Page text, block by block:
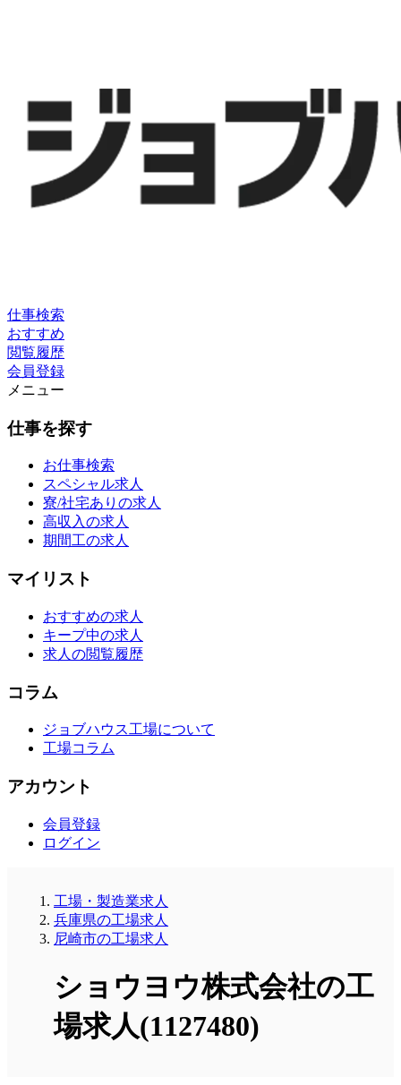
仕事検索
おすすめ
閲覧履歴
会員登録
メニュー
仕事を探す
お仕事検索
スペシャル求人
寮/社宅ありの求人
高収入の求人
期間工の求人
マイリスト
おすすめの求人
キープ中の求人
求人の閲覧履歴
コラム
ジョブハウス工場について
工場コラム
アカウント
会員登録
ログイン
工場・製造業求人
兵庫県の工場求人
尼崎市の工場求人
ショウヨウ株式会社の工
場求人(1127480)